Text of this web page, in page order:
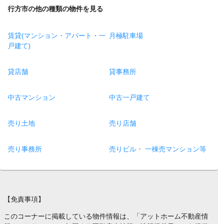
行方市の他の種類の物件を見る
賃貸(マンション・アパート・一
戸建て)
月極駐車場
貸店舗 貸事務所
中古マンション 中古一戸建て
売り土地 売り店舗
売り事務所 売りビル・ 一棟売マンション等
【免責事項】
このコーナーに掲載している物件情報は、「アットホーム不動産情